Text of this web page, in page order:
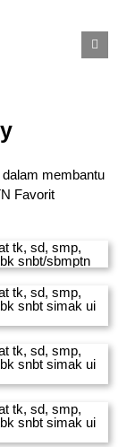
membantu
Favorit